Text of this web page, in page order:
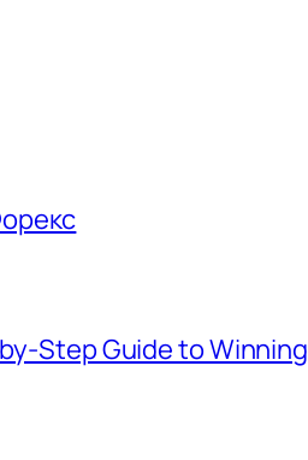
Step Guide to Winning